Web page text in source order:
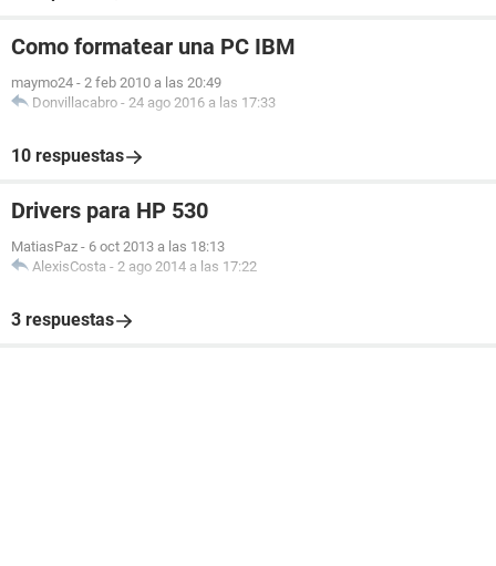
Como formatear una PC IBM
maymo24 - 2 feb 2010 a las 20:49
Donvillacabro - 24 ago 2016 a las 17:33
10 respuestas
Drivers para HP 530
MatiasPaz - 6 oct 2013 a las 18:13
AlexisCosta - 2 ago 2014 a las 17:22
3 respuestas